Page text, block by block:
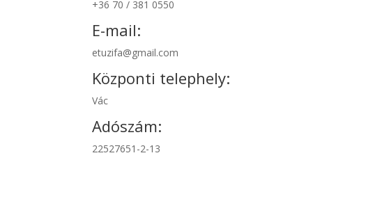
+36 70 / 381 0550
E-mail:
etuzifa@gmail.com
Központi telephely:
Vác
Adószám:
22527651-2-13